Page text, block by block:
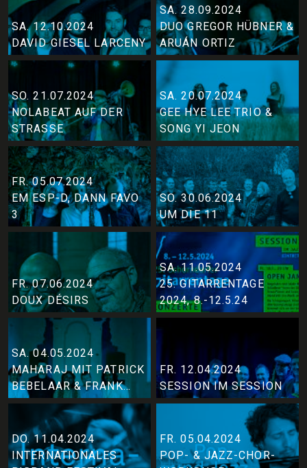
SA. 12.10.2024
DAVID GIESEL LARCENY
SA. 28.09.2024
DUO GREGOR HÜBNER &
ARUÁN ORTIZ
SO. 21.07.2024
NOLABEAT AUF DER
STRASSE
SA. 20.07.2024
GEE HYE LEE TRIO &
SONG YI JEON
FR. 05.07.2024
EM ESP-D, DANN FAVO
3
SO. 30.06.2024
UM DIE 11
FR. 07.06.2024
DOUX DÉSIRS
SA. 11.05.2024
25. GITARRENTAGE
2024, 8.-12.5.24
SA. 04.05.2024
MAHARAJ MIT PATRICK
BEBELAAR & FRANK
KROLL
FR. 12.04.2024
SESSION IM SESSION
DO. 11.04.2024
INTERNATIONALES
FR. 05.04.2024
POP- & JAZZ-CHOR-